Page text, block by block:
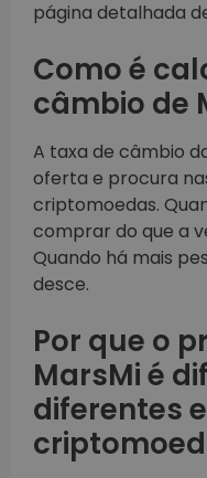
página detalhada
Como é
câmbio de
A taxa de câmbio
oferta e procura
criptomoedas.
comprar do que a
Quando há mais
desce.
Por que o
MarsMi é
diferentes